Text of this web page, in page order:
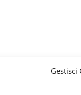
Gestisci